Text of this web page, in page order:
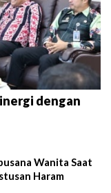
dengan
Wanita Saat
Haram